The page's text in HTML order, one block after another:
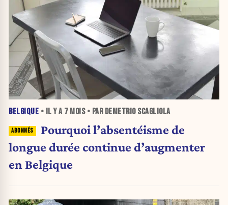
BELGIQUE • IL Y A 7 MOIS• PAR DEMETRIO SCAGLIOLA
Pourquoi l’absentéisme de
longue durée continue d’augmenter
en Belgique